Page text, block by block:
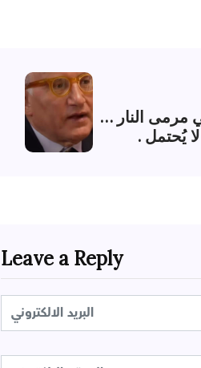
مرمى النار …
يُحتمل .
Leave a Reply